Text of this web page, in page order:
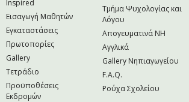
Inspired
Εισαγωγή Μαθητών
Εγκαταστάσεις
Πρωτοπορίες
Gallery
Τετράδιο
Προϋποθέσεις
Εκδρομών
Τμήμα Ψυχολογίας και
Λόγου
Απογευματινά NH
Αγγλικά
Gallery Νηπιαγωγείου
F.A.Q.
Ρούχα Σχολείου